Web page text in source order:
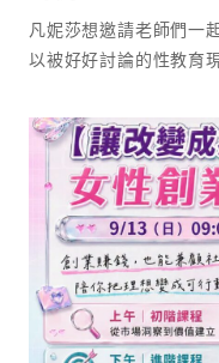
凡妮莎想邀請老師們一